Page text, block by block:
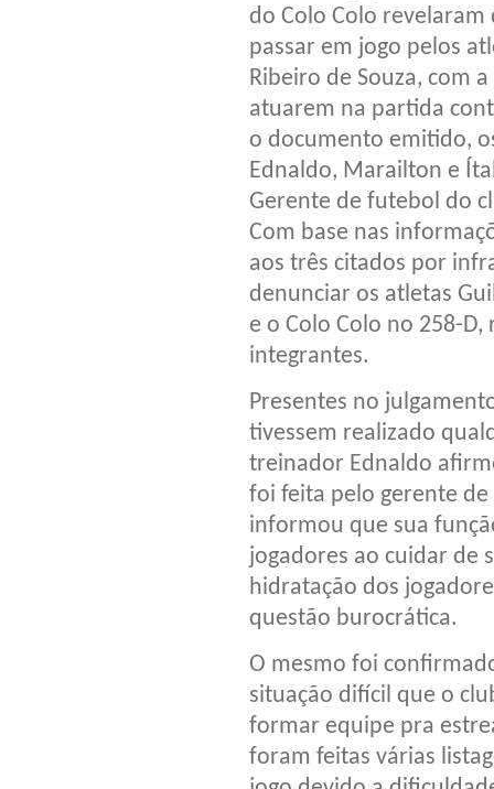
do Colo Colo
passar em jogo pelos
Ribeiro de Souza, com
atuarem na partida
o documento emitido,
Ednaldo, Marailton e
Gerente de futebol do
Com base nas
aos três citados por
denunciar os atletas
e o Colo Colo no 258-
integrantes.
Presentes no
tivessem realizado
treinador Ednaldo
foi feita pelo gerente
informou que sua
jogadores ao cuidar de
hidratação dos
questão burocrática.
O mesmo foi
situação difícil que o
formar equipe pra
foram feitas várias